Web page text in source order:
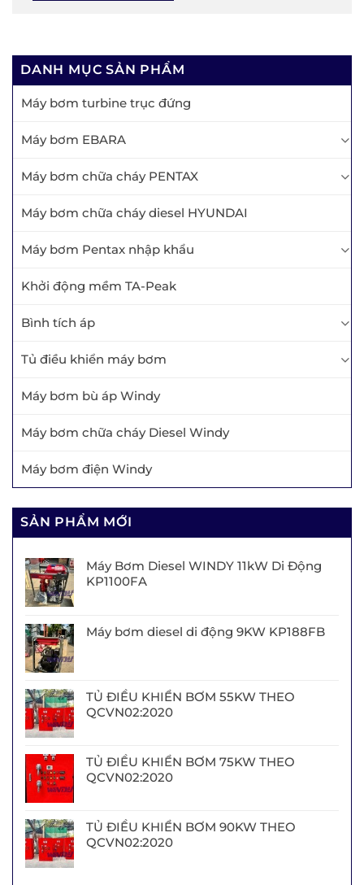
DANH MỤC SẢN PHẨM
Máy bơm turbine trục đứng
Máy bơm EBARA
Máy bơm chữa cháy PENTAX
Máy bơm chữa cháy diesel HYUNDAI
Máy bơm Pentax nhập khẩu
Khởi động mềm TA-Peak
Bình tích áp
Tủ điều khiển máy bơm
Máy bơm bù áp Windy
Máy bơm chữa cháy Diesel Windy
Máy bơm điện Windy
SẢN PHẨM MỚI
Máy Bơm Diesel WINDY 11kW Di Động
KP1100FA
Máy bơm diesel di động 9KW KP188FB
TỦ ĐIỀU KHIỂN BƠM 55KW THEO
QCVN02:2020
TỦ ĐIỀU KHIỂN BƠM 75KW THEO
QCVN02:2020
TỦ ĐIỀU KHIỂN BƠM 90KW THEO
QCVN02:2020